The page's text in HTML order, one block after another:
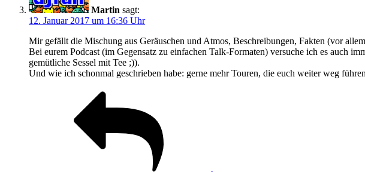
Martin sagt:
12. Januar 2017 um 16:36 Uhr
Mir gefällt die Mischung aus Geräuschen und Atmos, Beschreibungen, Fakten (vor
Bei eurem Podcast (im Gegensatz zu einfachen Talk-Formaten) versuche ich es auch
gemütliche Sessel mit Tee ;)).
Und wie ich schonmal geschrieben habe: gerne mehr Touren, die euch weiter weg